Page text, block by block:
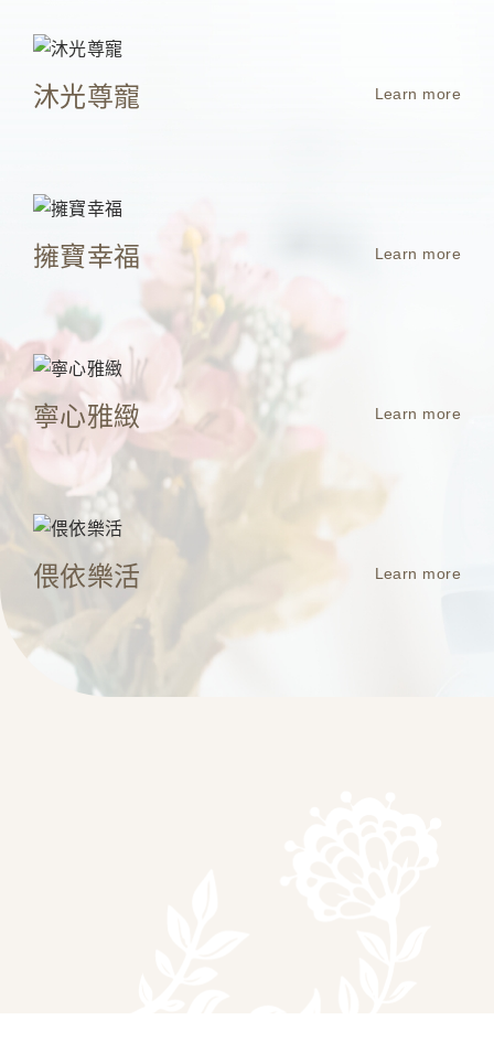
沐光尊寵 Learn more
擁寶幸福 Learn more
寧心雅緻 Learn more
偎依樂活 Learn more